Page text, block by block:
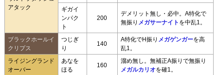
アタック
ギガイ
ンパク
ト
200
デメリット無し・必中。A特化で
無振り メガサーナイト を中乱1。
ブラックホールイ
クリプス
つじぎ
り
140
A特化でH振り メガゲンガーを高
乱1。
ライジングランド
オーバー
あなを
ほる
160
溜め無し。無補正A振りで無振り
メガルカリオを確1。